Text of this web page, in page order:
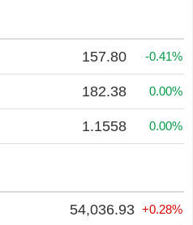
157.80 -0.41%
182.38 0.00%
1.1558 0.00%
54,036.93 +0.28%